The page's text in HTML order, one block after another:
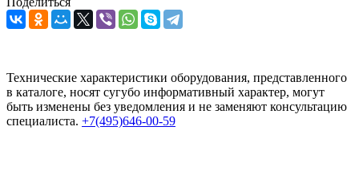
Технические характеристики оборудования, представленного
в каталоге, носят сугубо информативный характер, могут
быть изменены без уведомления и не заменяют консультацию
специалиста. +7(495)646-00-59